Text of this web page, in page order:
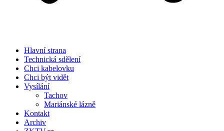
Hlavní strana
Technická sdělení
Chci kabelovku
Chci být vidět
Vysílání
Tachov
Mariánské lázně
Kontakt
Archiv